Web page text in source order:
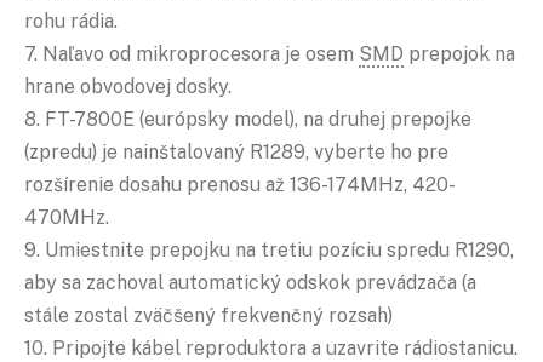
rohu rádia.
7. Naľavo od mikroprocesora je osem SMD prepojok na
hrane obvodovej dosky.
8. FT-7800E (európsky model), na druhej prepojke
(zpredu) je nainštalovaný R1289, vyberte ho pre
rozšírenie dosahu prenosu až 136-174MHz, 420-
470MHz.
9. Umiestnite prepojku na tretiu pozíciu spredu R1290,
aby sa zachoval automatický odskok prevádzača (a
stále zostal zväčšený frekvenčný rozsah)
10. Pripojte kábel reproduktora a uzavrite rádiostanicu.